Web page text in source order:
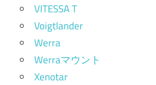
VITESSA T
Voigtlander
Werra
Werraマウント
Xenotar